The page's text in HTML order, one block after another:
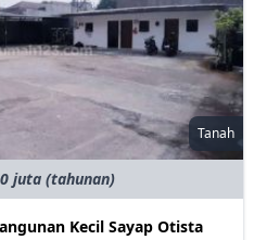
Tanah
juta (tahunan)
Kecil Sayap Otista